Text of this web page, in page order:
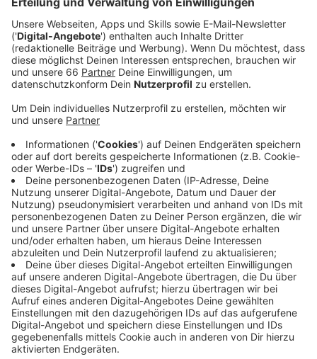
In seiner Rede vor den Gästen aus Politik, Wirtschaft
und Verwaltung appellierte IHK-Präsident Andreas
Schmitz an die Politik, mit Entschlossenheit mutige
deutsche Wirtschaftzeitnah entlastet wird.
Linien denkt und auch bereit ist, diese durchzusetzen“,
sagte Schmitz.
Anzeige
Europa im Fokus des IHK-Jahresempfangs
Anzeige
Im Mittelpunkt bei der Veranstaltung im Maritim Hotel
am Flughafen stand in diesem Jahr Europa. Gastredner
war der luxemburgische Außenminister und Vize-